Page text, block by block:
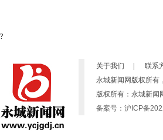
?
关于我们 联系
永城新闻网版权所有
版权所有：永城新
备案号：沪ICP备